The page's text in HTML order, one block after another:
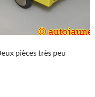
pièces très peu